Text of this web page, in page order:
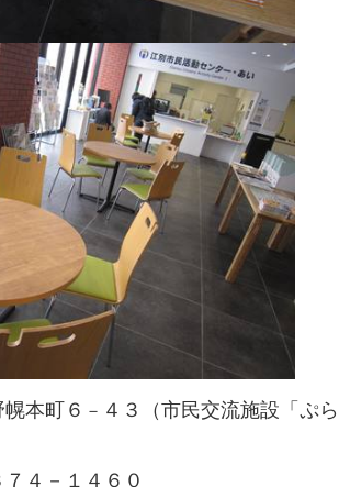
本町６ － ４３（市民交流施設「ぷら
４－１４６０